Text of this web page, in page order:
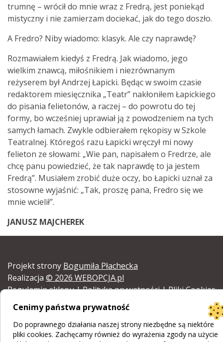
trumnę – wrócił do mnie wraz z Fredrą, jest poniekąd
mistyczny i nie zamierzam dociekać, jak do tego doszło.
A Fredro? Niby wiadomo: klasyk. Ale czy naprawdę?
Rozmawiałem kiedyś z Fredrą. Jak wiadomo, jego
wielkim znawcą, miłośnikiem i niezrównanym
reżyserem był Andrzej Łapicki. Będąc w swoim czasie
redaktorem miesięcznika „Teatr” nakłoniłem Łapickiego
do pisania felietonów, a raczej – do powrotu do tej
formy, bo wcześniej uprawiał ją z powodzeniem na tych
samych łamach. Zwykle odbierałem rękopisy w Szkole
Teatralnej. Któregoś razu Łapicki wręczył mi nowy
felieton ze słowami: „Wie pan, napisałem o Fredrze, ale
chcę panu powiedzieć, że tak naprawdę to ja jestem
Fredrą”. Musiałem zrobić duże oczy, bo Łapicki uznał za
stosowne wyjaśnić: „Tak, proszę pana, Fredro się we
mnie wcielił”.
JANUSZ MAJCHEREK
Cenimy państwa prywatność
Do poprawnego działania naszej strony niezbędne są niektóre
pliki cookies. Zachęcamy również do wyrażenia zgody na użycie
Projekt strony Bogumiła Płachecka
Realizacja © 2026 WEBOPCJA.pl
Regulamin sklepu|Polityka prywatności|Pliki Cookies